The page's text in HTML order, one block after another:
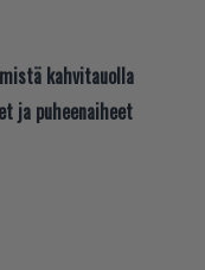
kahvitauolla
ja puheenaiheet